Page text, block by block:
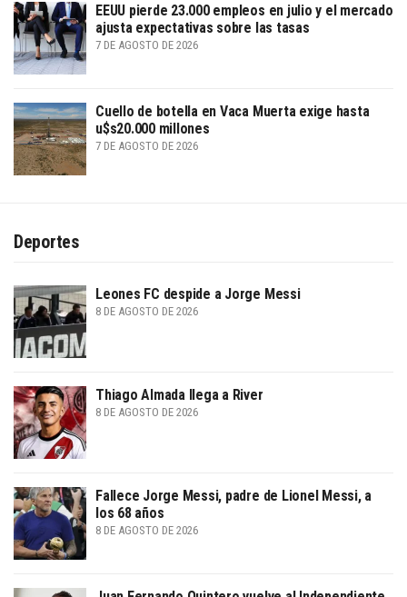
EEUU pierde 23.000 empleos en julio y el mercado
ajusta expectativas sobre las tasas
7 DE AGOSTO DE 2026
Cuello de botella en Vaca Muerta exige hasta
u$s20.000 millones
7 DE AGOSTO DE 2026
Deportes
Leones FC despide a Jorge Messi
8 DE AGOSTO DE 2026
Thiago Almada llega a River
8 DE AGOSTO DE 2026
Fallece Jorge Messi, padre de Lionel Messi, a
los 68 años
8 DE AGOSTO DE 2026